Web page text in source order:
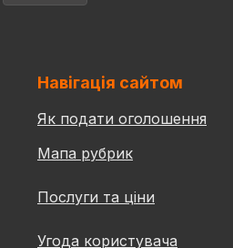
Навігація сайтом
Як подати оголошення
Мапа рубрик
Послуги та ціни
Угода користувача